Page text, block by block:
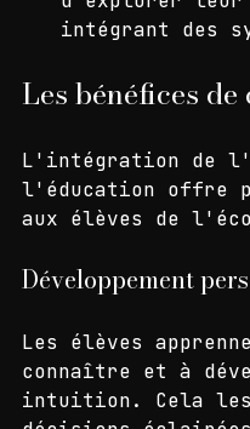
artistique qui
d'explorer
L'intégration de
l'éducation offre
Les élèves
connaître et à